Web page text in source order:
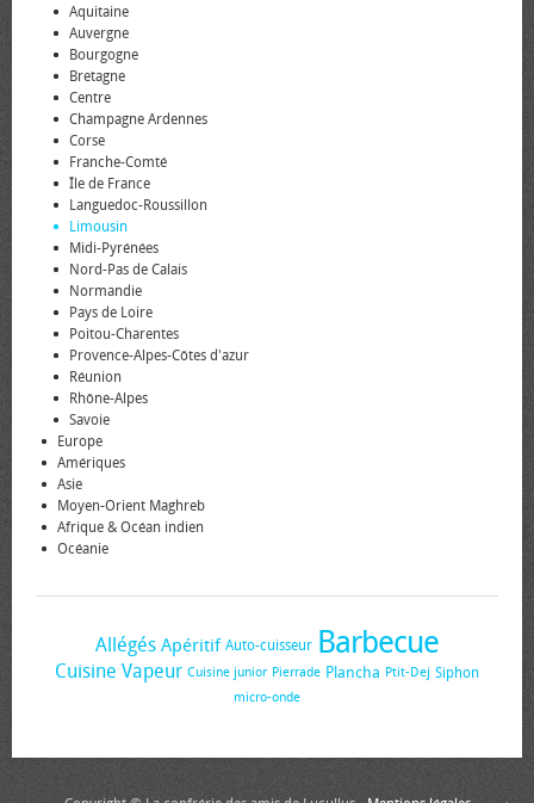
Aquitaine
Auvergne
Bourgogne
Bretagne
Centre
Champagne Ardennes
Corse
Franche-Comté
Île de France
Languedoc-Roussillon
Limousin
Midi-Pyrénées
Nord-Pas de Calais
Normandie
Pays de Loire
Poitou-Charentes
Provence-Alpes-Côtes d'azur
Réunion
Rhône-Alpes
Savoie
Europe
Amériques
Asie
Moyen-Orient Maghreb
Afrique & Océan indien
Océanie
Allégés Apéritif Auto-cuisseur Barbecue
Cuisine Vapeur Cuisine junior Pierrade Plancha Ptit-Dej Siphon
micro-onde